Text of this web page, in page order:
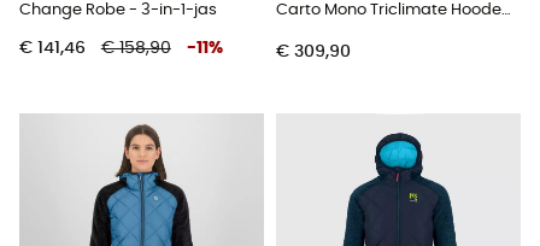
Change Robe - 3-in-1-jas
€ 141,46 € 158,90 -11 % € 309,90